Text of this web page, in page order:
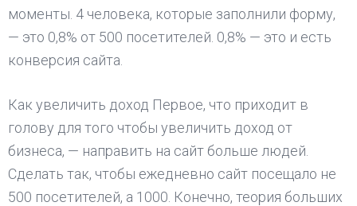
моменты. 4 человека, которые заполнили форму,
— это 0,8% от 500 посетителей. 0,8% — это и есть
конверсия сайта.
Как увеличить доход Первое, что приходит в
голову для того чтобы увеличить доход от
бизнеса, — направить на сайт больше людей.
Сделать так, чтобы ежедневно сайт посещало не
500 посетителей, а 1000. Конечно, теория больших